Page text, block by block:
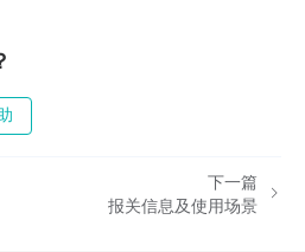
下一篇
报关信息及使用场景